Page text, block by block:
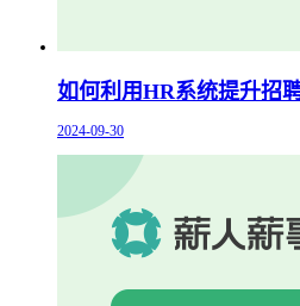
如何利用HR系统提升招
2024-09-30